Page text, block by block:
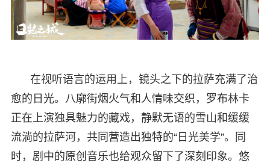
在视听语言的运用上，镜头之下的拉萨充满了治
愈的日光。八廓街烟火气和人情味交织，罗布林卡
正在上演独具魅力的藏戏，静默无语的雪山和缓缓
流淌的拉萨河，共同营造出独特的“日光美学”。同
时，剧中的原创音乐也给观众留下了深刻印象。悠